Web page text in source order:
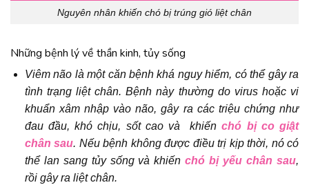
Nguyên nhân khiến chó bị trúng gió liệt chân
Những bệnh lý về thần kinh, tủy sống
Viêm não là một căn bệnh khá nguy hiểm, có thể gây ra
tình trạng liệt chân. Bệnh này thường do virus hoặc vi
khuẩn xâm nhập vào não, gây ra các triệu chứng như
đau đầu, khó chịu, sốt cao và khiếnchó bị co giật
chân sau. Nếu bệnh không được điều trị kịp thời, nó có
thể lan sang tủy sống và khiếnchó bị yếu chân sau,
rồi gây ra liệt chân.